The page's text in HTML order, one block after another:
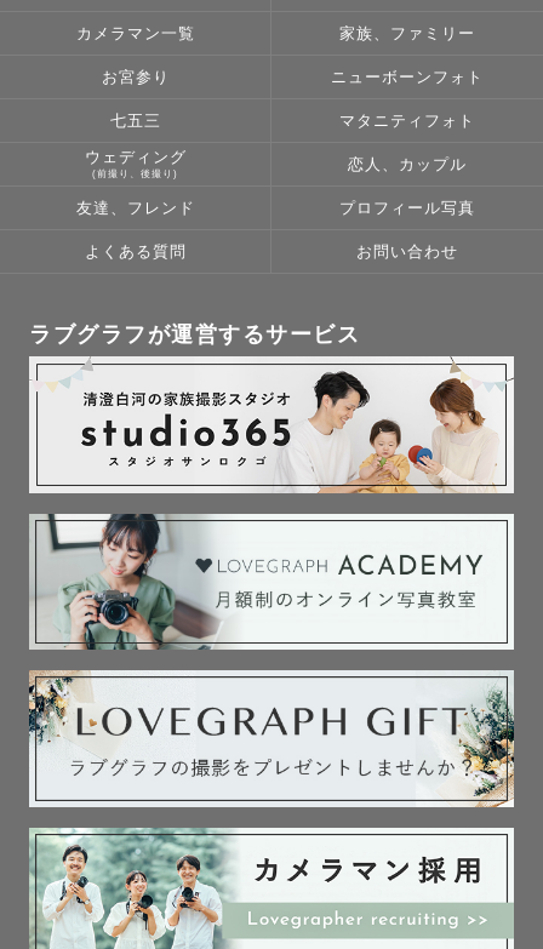
「楽しかったな」って思ってもらえるように。
撮られる時間そのものが、
やさしい思い出になるような撮影を心がけています。
⸝⸝⸝⸝⸝⸝⸝⸝⸝⸝⸝⸝⸝⸝⸝⸝⸝⸝⸝⸝⸝⸝⸝⸝⸝⸝⸝⸝⸝⸝⸝⸝⸝⸝⸝⸝
ます。
※往復交通費が3,000円を超える場合は、別途ご相談させ
ていただいています。
スケジュールが△や✗の日でも、
調整できることもあるので、お気軽にご相談ください😊
⸝⸝⸝⸝⸝⸝⸝⸝⸝⸝⸝⸝⸝⸝⸝⸝⸝⸝⸝⸝⸝⸝⸝⸝⸝⸝⸝⸝⸝⸝⸝⸝⸝⸝⸝⸝
☘️自己紹介☘️
「かなやん」は、本名の「かなこ」から。
以前は“笑顔を守る仕事”をしていましたが、
今はカメラを通して、
笑顔がこぼれる瞬間を残したいと思い活動しています。
元気でちょっとわんぱくな、
２児のママでもあります🌿
⸝⸝⸝⸝⸝⸝⸝⸝⸝⸝⸝⸝⸝⸝⸝⸝⸝⸝⸝⸝⸝⸝⸝⸝⸝⸝⸝⸝⸝⸝⸝⸝⸝⸝⸝⸝
カメラマン一覧 家族、ファミリー
お宮参り ニューボーンフォト
七五三 マタニティフォト
ウェディング
(前撮り、後撮り)
恋人、カップル
友達、フレンド プロフィール写真
よくある質問 お問い合わせ
ラブグラフが運営するサービス